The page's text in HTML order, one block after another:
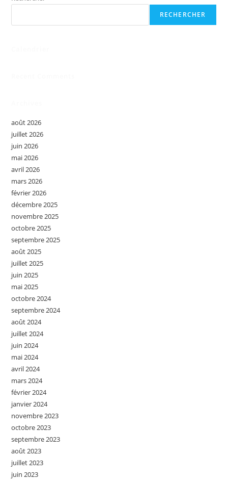
RECHERCHER
août 2026
juillet 2026
juin 2026
mai 2026
avril 2026
mars 2026
février 2026
décembre 2025
novembre 2025
octobre 2025
septembre 2025
août 2025
juillet 2025
juin 2025
mai 2025
octobre 2024
septembre 2024
août 2024
juillet 2024
juin 2024
mai 2024
avril 2024
mars 2024
février 2024
janvier 2024
novembre 2023
octobre 2023
septembre 2023
août 2023
juillet 2023
juin 2023